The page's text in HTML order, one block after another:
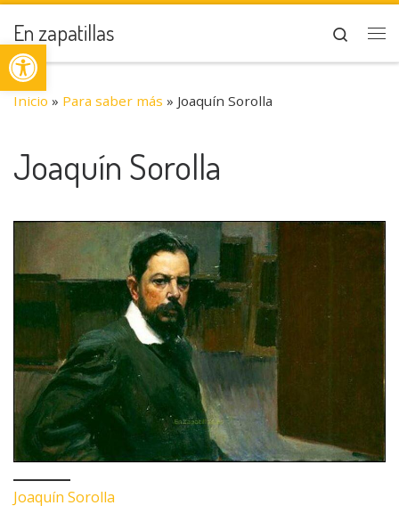
Abrir barra de herramientas
Saltar al contenido
En zapatillas
Search
Inicio » Para saber más » Joaquín Sorolla
Joaquín Sorolla
Joaquín Sorolla